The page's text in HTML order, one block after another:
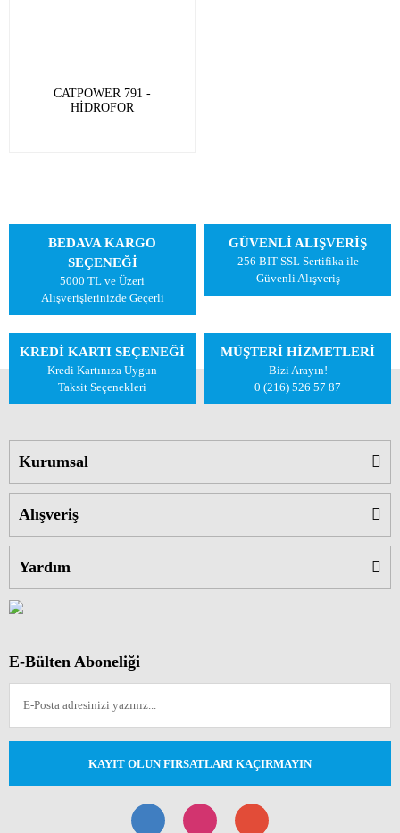
CATPOWER 791 -
HİDROFOR
BEDAVA KARGO
SEÇENEĞİ
5000 TL ve Üzeri
Alışverişlerinizde Geçerli
GÜVENLİ ALIŞVERİŞ
256 BIT SSL Sertifika ile
Güvenli Alışveriş
KREDİ KARTI SEÇENEĞİ
Kredi Kartınıza Uygun
Taksit Seçenekleri
MÜŞTERİ HİZMETLERİ
Bizi Arayın!
0 (216) 526 57 87
Kurumsal
Alışveriş
Yardım
E-Bülten Aboneliği
KAYIT OLUN FIRSATLARI KAÇIRMAYIN